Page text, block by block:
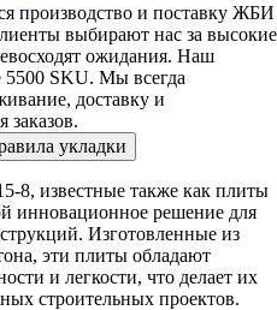
производство и поставку ЖБИ
выбирают нас за высокие
ожидания. Наш
5500 SKU. Мы всегда
доставку и
укладки
8, известные также как плиты
инновационное решение для
Изготовленные из
эти плиты обладают
и легкости, что делает их
строительных проектов.